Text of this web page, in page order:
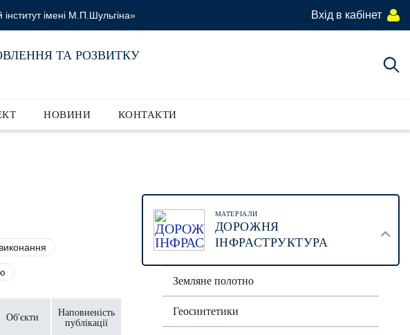
імені М.П.Шульгiна» Вхід в кабінет
ТА РОЗВИТКУ
НОВИНИ КОНТАКТИ
Об'єкти
Наповненість
публікації
МАТЕРІАЛИ
ДОРОЖНЯ
ІНФРАСТРУКТУРА
Земляне полотно
Геосинтетики